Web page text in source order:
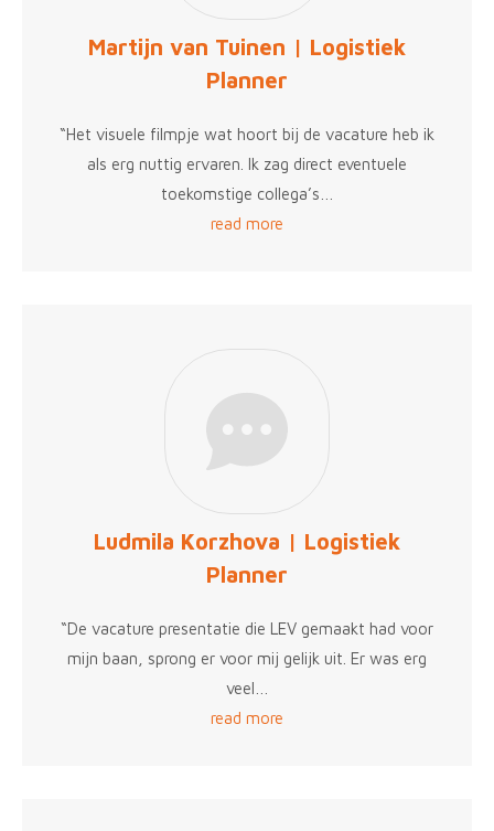
Martijn van Tuinen | Logistiek
Planner
“Het visuele filmpje wat hoort bij de vacature heb ik
als erg nuttig ervaren. Ik zag direct eventuele
toekomstige collega’s…
read more
Ludmila Korzhova | Logistiek
Planner
“De vacature presentatie die LEV gemaakt had voor
mijn baan, sprong er voor mij gelijk uit. Er was erg
veel…
read more